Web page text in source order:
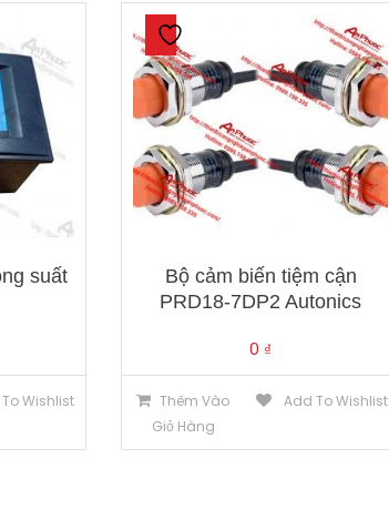
suất
Wishlist
Bộ cảm biến tiệm cận
PRD18-7DP2 Autonics
0 ₫
Thêm Vào
Giỏ Hàng
Add To Wishlist